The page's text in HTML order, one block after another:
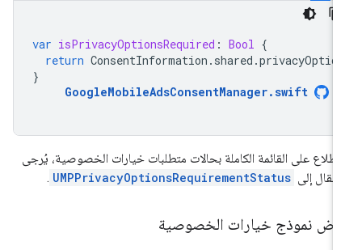
var isPrivacyOptionsRequired: Bool
return ConsentInformation.shared.
GoogleMobileAdsConsentManager.swift
على القائمة الكاملة بحالات متطلبات خيارات الخصوصية، يُرجى
إلى UMPPrivacyOptionsRequirementStatus
.
نموذج خيارات الخصوصية